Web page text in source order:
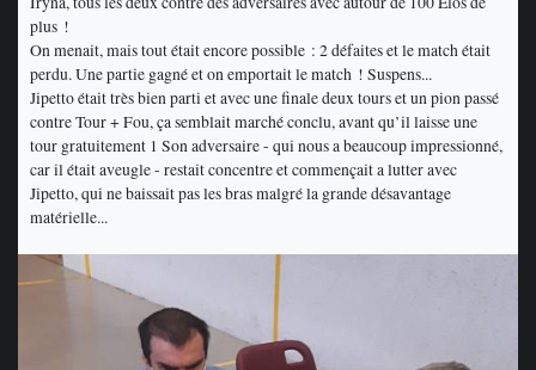
plus !
On menait, mais tout était encore possible : 2 défaites et le match était
perdu. Une partie gagné et on emportait le match ! Suspens...
Jipetto était très bien parti et avec une finale deux tours et un pion passé
contre Tour + Fou, ça semblait marché conclu, avant qu’il laisse une
tour gratuitement 1 Son adversaire - qui nous a beaucoup impressionné,
car il était aveugle - restait concentre et commençait a lutter avec
Jipetto, qui ne baissait pas les bras malgré la grande désavantage
matérielle...